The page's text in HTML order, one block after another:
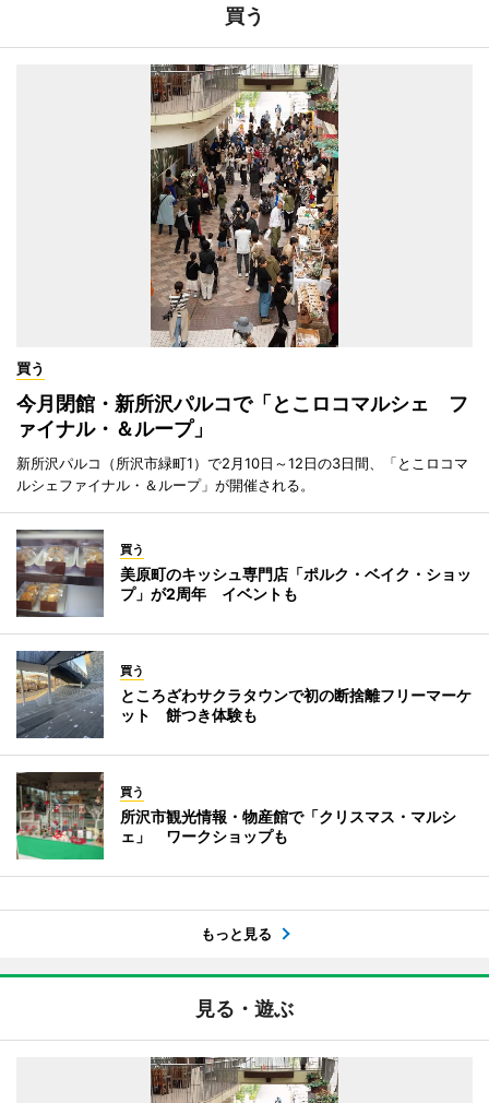
買う
買う
今月閉館・新所沢パルコで「とこロコマルシェ フ
ァイナル・＆ループ」
新所沢パルコ（所沢市緑町1）で2月10日～12日の3日間、「とこロコマ
ルシェファイナル・＆ループ」が開催される。
買う
美原町のキッシュ専門店「ポルク・ベイク・ショッ
プ」が2周年 イベントも
買う
ところざわサクラタウンで初の断捨離フリーマーケ
ット 餅つき体験も
買う
所沢市観光情報・物産館で「クリスマス・マルシ
ェ」 ワークショップも
もっと見る
見る・遊ぶ